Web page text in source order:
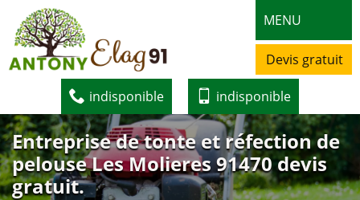
MENU
Devis gratuit
indisponible indisponible
Entreprise de tonte et réfection de
pelouse Les Molieres 91470 devis
gratuit.